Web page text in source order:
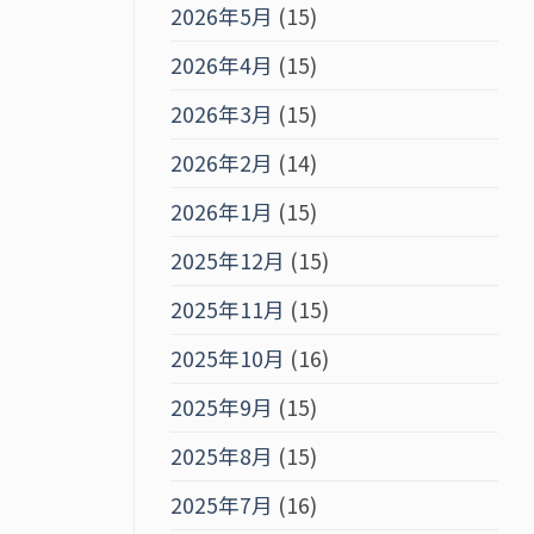
2026年5月 (15)
2026年4月 (15)
2026年3月 (15)
2026年2月 (14)
2026年1月 (15)
2025年12月 (15)
2025年11月 (15)
2025年10月 (16)
2025年9月 (15)
2025年8月 (15)
2025年7月 (16)